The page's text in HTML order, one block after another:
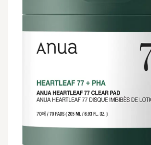
Avaa tuotekuva suurennettuna